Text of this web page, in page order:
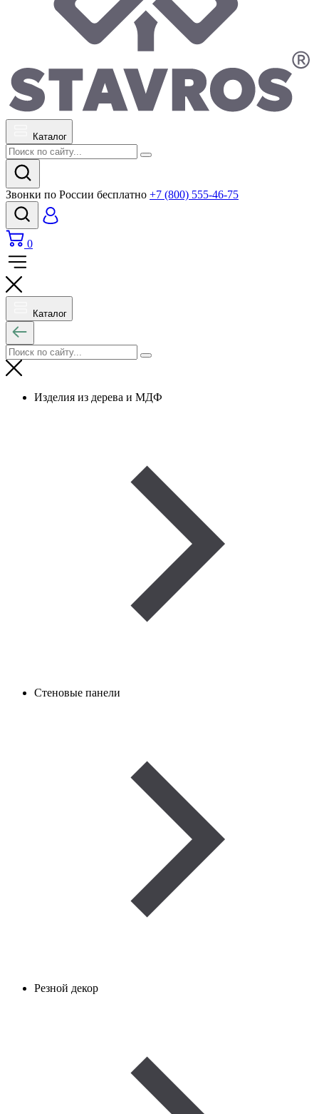
Каталог
Звонки по России бесплатно +7 (800) 555-46-75
0
Каталог
Изделия из дерева и МДФ
Стеновые панели
Резной декор